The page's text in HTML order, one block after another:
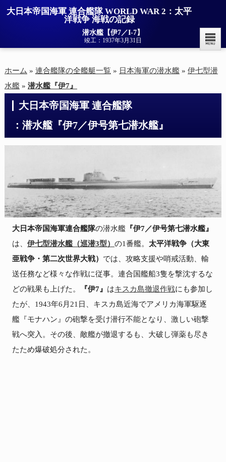
大日本帝国海軍 連合艦隊 WORLD WAR 2：太平
洋戦争 海戦の記録
潜水艦【伊7／I-7】
竣工：1937年3月31日
ホーム » 連合艦隊の全艦艇一覧 » 日本海軍の潜水艦 » 伊七型潜
水艦 » 潜水艦『伊7』
大日本帝国海軍 連合艦隊
：潜水艦『伊7／伊号第七潜水艦』
大日本帝国海軍連合艦隊の潜水艦『伊7／伊号第七潜水艦』
は、 伊七型潜水艦（巡潜3型） の1番艦。 太平洋戦争（大東
亜戦争・第二次世界大戦） では、攻略支援や哨戒活動、輸
送任務など様々な作戦に従事。連合国艦船3隻を撃沈するな
どの戦果も上げた。
『伊7』 はキスカ島撤退作戦にも参加し
たが、1943年6月21日、キスカ島近海でアメリカ海軍駆逐
艦『モナハン』の砲撃を受け潜行不能となり、激しい砲撃
戦へ突入。その後、敵艦が撤退するも、大破し弾薬も尽き
たため爆破処分された。